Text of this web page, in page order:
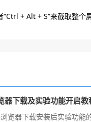
+ Alt + S”来截取整个
器下载及实验功能开启教
览器下载安装后实验功能